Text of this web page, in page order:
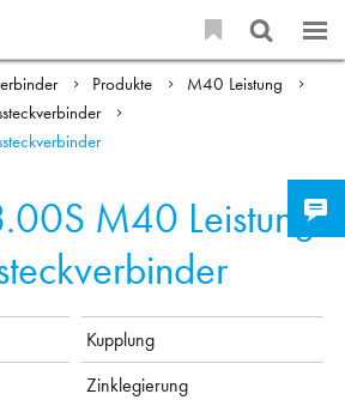
Produkte
M40 Leistung
M40 Leistung
Kupplung
Zinklegierung